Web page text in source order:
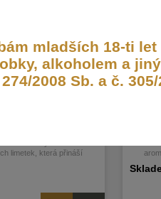
limetek, která přináší
mladších 18-ti let
alkoholem a
2008 Sb. a č. 305/